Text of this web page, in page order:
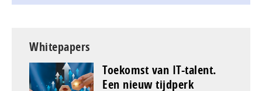
Whitepapers
Toekomst van IT-talent.
Een nieuw tijdperk